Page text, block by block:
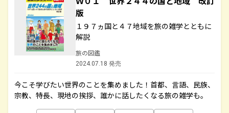
版
１９７ヵ国と４７地域を旅の雑学とともに
解説
旅の図鑑
2024.07.18 発売
今こそ学びたい世界のことを集めました！首都、言語、民族、
宗教、特長、現地の挨拶、誰かに話したくなる旅の雑学も。